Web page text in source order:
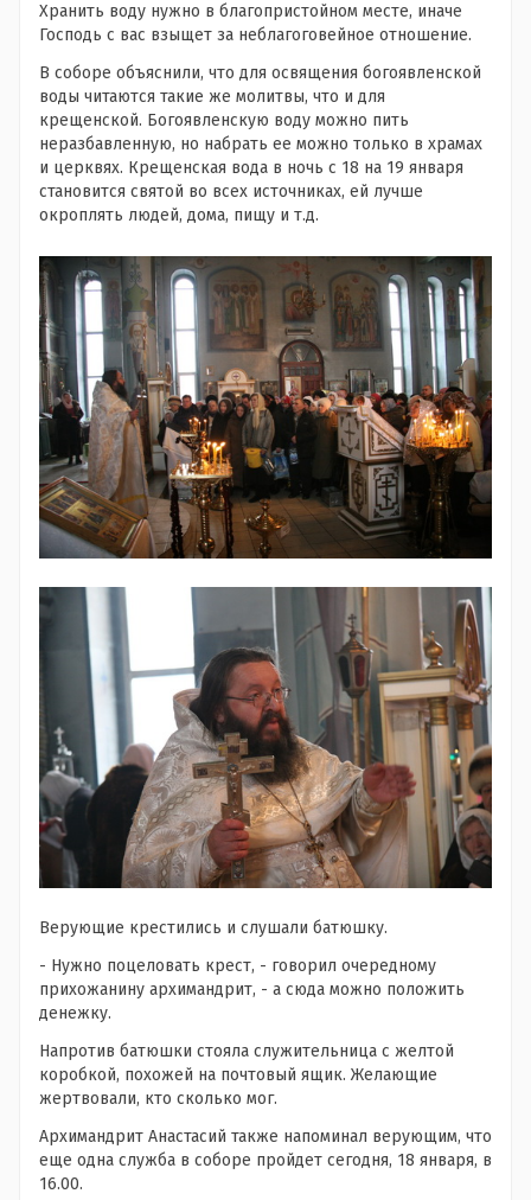
Хранить воду нужно в благопристойном месте, иначе
Господь с вас взыщет за неблагоговейное отношение.
В соборе объяснили, что для освящения богоявленской
воды читаются такие же молитвы, что и для
крещенской. Богоявленскую воду можно пить
неразбавленную, но набрать ее можно только в храмах
и церквях. Крещенская вода в ночь с 18 на 19 января
становится святой во всех источниках, ей лучше
окроплять людей, дома, пищу и т.д.
Верующие крестились и слушали батюшку.
- Нужно поцеловать крест, - говорил очередному
прихожанину архимандрит, - а сюда можно положить
денежку.
Напротив батюшки стояла служительница с желтой
коробкой, похожей на почтовый ящик. Желающие
жертвовали, кто сколько мог.
Архимандрит Анастасий также напоминал верующим, что
еще одна служба в соборе пройдет сегодня, 18 января, в
16.00.